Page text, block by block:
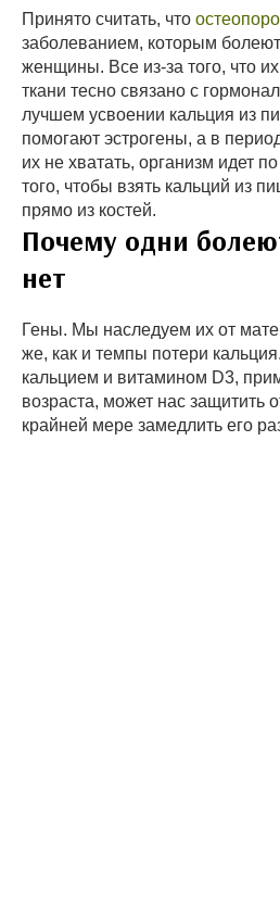
Принято считать, что
заболеванием, которым
женщины. Все из-за того, что
ткани тесно связано с
лучшем усвоении кальция из
помогают эстрогены, а в
их не хватать, организм идет
того, чтобы взять кальций из
прямо из костей.
Почему одни
нет
Гены. Мы наследуем их от
же, как и темпы потери
кальцием и витамином D3,
возраста, может нас защитить
крайней мере замедлить его